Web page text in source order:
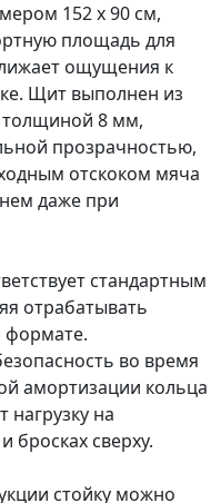
152 х 90 см,
площадь для
ощущения к
Щит выполнен из
толщиной 8 мм,
прозрачностью,
отскоком мяча
даже при
стандартным
отрабатывать
формате.
во время
амортизации кольца
нагрузку на
бросках сверху.
стойку можно